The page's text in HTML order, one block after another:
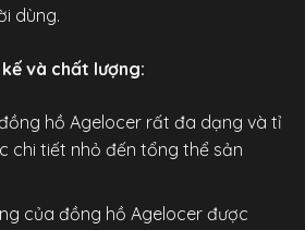
dùng.
và chất lượng:
hồ Agelocerrất đa dạng và tỉ
chi tiết nhỏ đến tổng thể sản
của đồng hồ Agelocer được